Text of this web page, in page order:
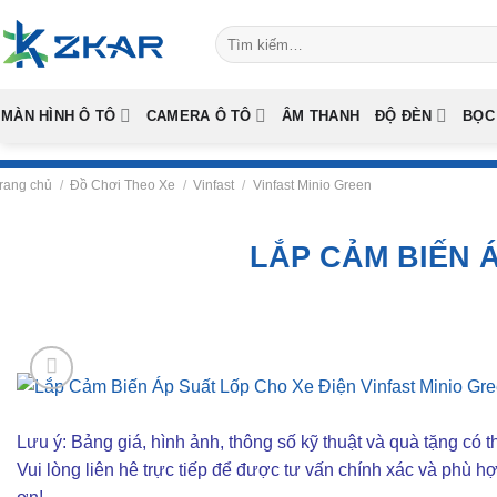
to
content
Tìm
kiếm:
MÀN HÌNH Ô TÔ CAMERA Ô TÔ ÂM THANH ĐỘ ĐÈN
chủ / Đồ Chơi Theo Xe / Vinfast / Vinfast Minio Green
LẮP CẢM BIẾN
Lưu ý: Bảng giá, hình ảnh, thông số kỹ thuật và quà tặng có
Vui lòng liên hê trực tiếp để được tư vấn chính xác và phù